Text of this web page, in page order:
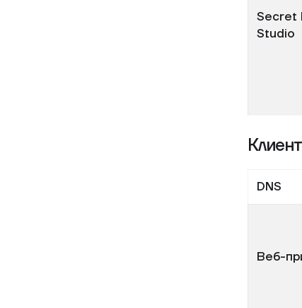
Secret
Studio
DNS
Веб-